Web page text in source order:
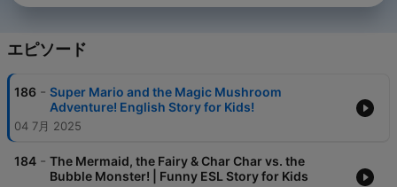
エピソード
186 - Super Mario and the Magic Mushroom
Adventure! English Story for Kids!
04 7月 2025
184 - The Mermaid, the Fairy & Char Char vs. the
Bubble Monster! | Funny ESL Story for Kids